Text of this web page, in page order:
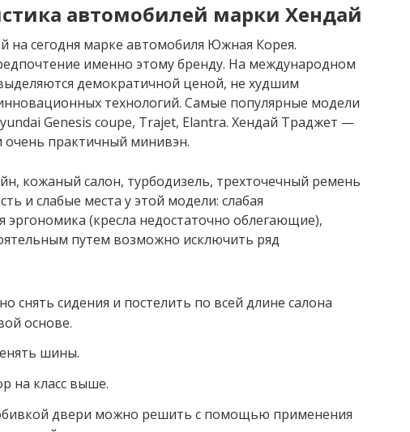
автомобилей марки Хендай
на сегодня марке автомобиля Южная Корея.
именно этому бренду. На международном
демократичной ценой, не худшим
технологий. Самые популярные модели
Genesis coupe, Trajet, Elantra. Хендай Траджет —
практичный минивэн.
кожаный салон, турбодизель, трехточечный ремень
и слабые места у этой модели: слабая
эргономика (кресла недостаточно облегающие),
путем возможно исключить ряд
снять сидения и постелить по всей длине салона
основе.
шины.
на класс выше.
двери можно решить с помощью применения